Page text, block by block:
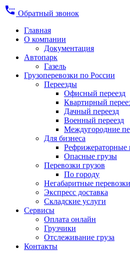
settings_phone Обратный звонок
Главная
О компании
Документация
Автопарк
Газель
Грузоперевозки по России
Переезды
Офисный переезд
Квартирный
Дачный переезд
Военный переезд
Междугородние
Для бизнеса
Рефрижераторные
Опасные грузы
Перевозки грузов
По городу
Негабаритные перевозки
Экспресс доставка
Складские услуги
Сервисы
Оплата онлайн
Грузчики
Отслеживание груза
Контакты